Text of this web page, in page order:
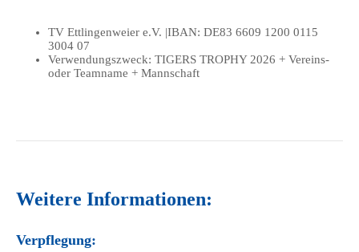
TV Ettlingenweier e.V. |IBAN: DE83 6609 1200 0115
3004 07
Verwendungszweck: TIGERS TROPHY 2026 + Vereins-
oder Teamname + Mannschaft
Weitere Informationen:
Verpflegung: